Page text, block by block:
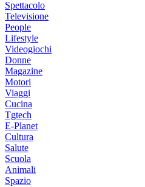
Spettacolo
Televisione
People
Lifestyle
Videogiochi
Donne
Magazine
Motori
Viaggi
Cucina
Tgtech
E-Planet
Cultura
Salute
Scuola
Animali
Spazio